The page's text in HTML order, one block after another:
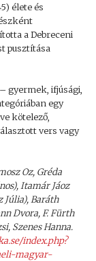
élete és
a Debreceni
pusztítása
gyermek, ifjúsági,
egy
kötelező,
vers vagy
Oz, Gréda
,Itamár Jáoz
Júlia),Baráth
Dvora,F. Fürth
, Szenes Hanna.
index.php?
magyar-